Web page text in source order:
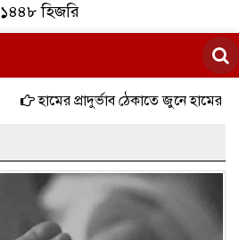
১৪৪৮ হিজরি
হামের প্রাদুর্ভাব ঠেকাতে জুনে হামের বিশেষ